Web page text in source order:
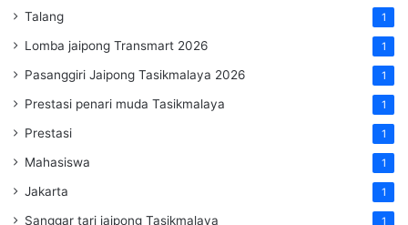
Talang 1
Lomba jaipong Transmart 2026 1
Pasanggiri Jaipong Tasikmalaya 2026 1
Prestasi penari muda Tasikmalaya 1
Prestasi 1
Mahasiswa 1
Jakarta 1
Sanggar tari jaipong Tasikmalaya 1